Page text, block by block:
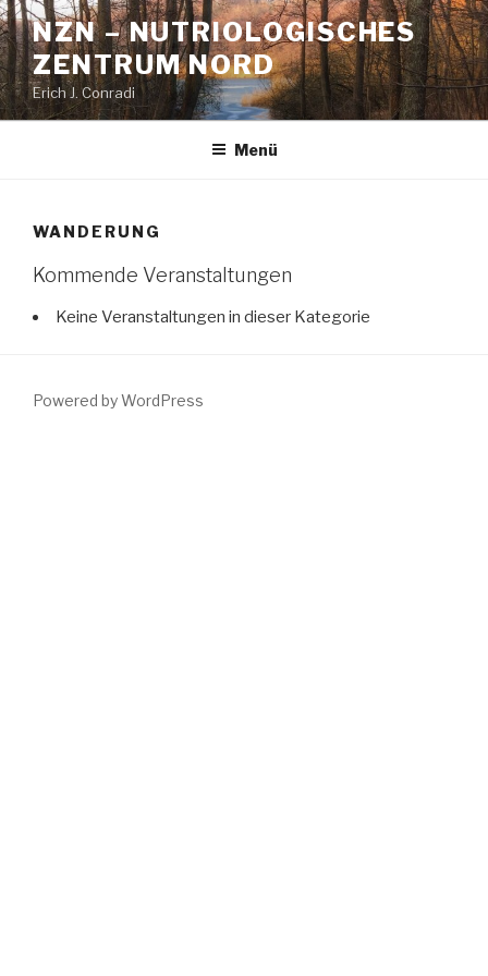
Zum
Inhalt
springen
NZN – NUTRIOLOGISCHES
ZENTRUM NORD
Erich J. Conradi
Menü
WANDERUNG
Kommende Veranstaltungen
Keine Veranstaltungen in dieser Kategorie
Powered by WordPress